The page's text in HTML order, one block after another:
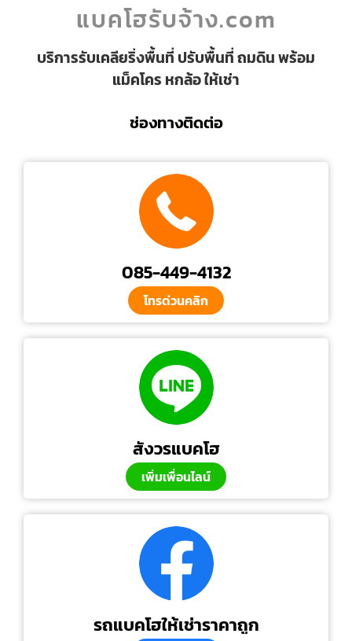
แบคโฮรับจ้าง.com
บริการรับเคลียริ่งพื้นที่ ปรับพื้นที่ ถมดิน พร้อม
แม็คโคร หกล้อ ให้เช่า
ช่องทางติดต่อ
085-449-4132
โทรด่วนคลิก
สังวรแบคโฮ
เพิ่มเพื่อนไลน์
รถแบคโฮให้เช่าราคาถูก